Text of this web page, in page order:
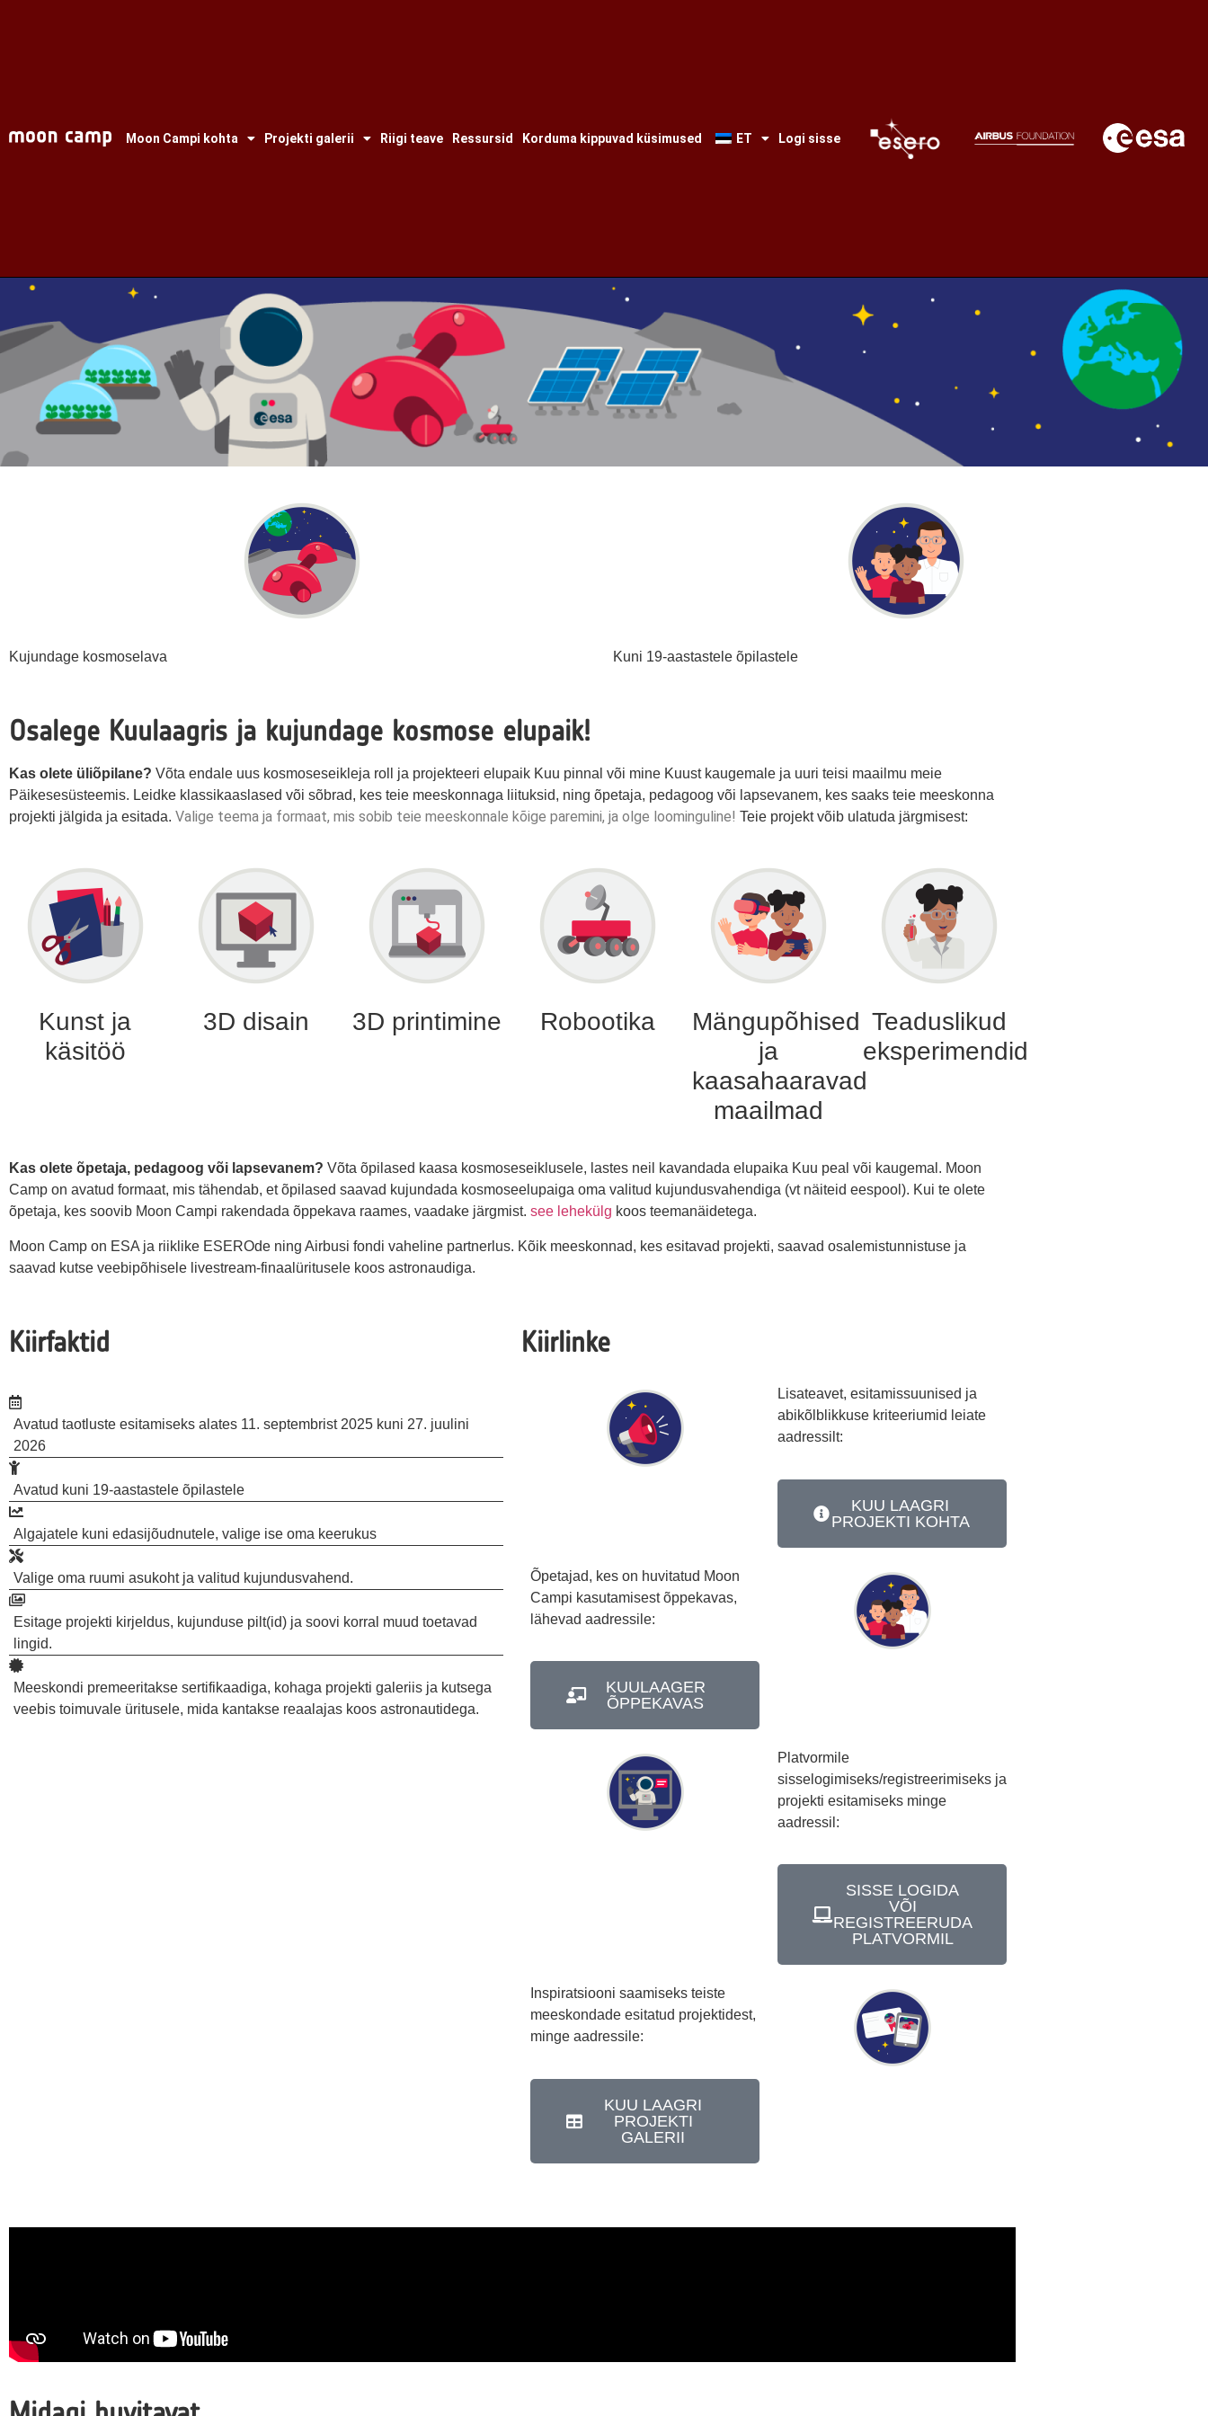
Moon Campi kohta Projekti galerii Riigi teave Ressursid Korduma kippuvad küsimused ET Logi sisse
Kujundage kosmoselava Kuni 19-aastastele õpilastele
Osalege Kuulaagris ja kujundage kosmose elupaik!
Kas olete üliõpilane? Võta endale uus kosmoseseikleja roll ja projekteeri elupaik Kuu pinnal või mine Kuust kaugemale ja uuri teisi maailmu meie
Päikesesüsteemis. Leidke klassikaaslased või sõbrad, kes teie meeskonnaga liituksid, ning õpetaja, pedagoog või lapsevanem, kes saaks teie meeskonna
projekti jälgida ja esitada. Valige teema ja formaat, mis sobib teie meeskonnale kõige paremini, ja olge loominguline! Teie projekt võib ulatuda järgmisest:
Kunst ja
käsitöö
3D disain 3D printimine Robootika
Mängupõhised
ja
kaasahaaravad
maailmad
Teaduslikud
eksperimendid
Kas olete õpetaja, pedagoog või lapsevanem? Võta õpilased kaasa kosmoseseiklusele, lastes neil kavandada elupaika Kuu peal või kaugemal. Moon
Camp on avatud formaat, mis tähendab, et õpilased saavad kujundada kosmoseelupaiga oma valitud kujundusvahendiga (vt näiteid eespool). Kui te olete
õpetaja, kes soovib Moon Campi rakendada õppekava raames, vaadake järgmist. see lehekülg koos teemanäidetega.
Moon Camp on ESA ja riiklike ESEROde ning Airbusi fondi vaheline partnerlus. Kõik meeskonnad, kes esitavad projekti, saavad osalemistunnistuse ja
saavad kutse veebipõhisele livestream-finaalüritusele koos astronaudiga.
Kiirfaktid
Avatud taotluste esitamiseks alates 11. septembrist 2025 kuni 27. juulini
2026
Avatud kuni 19-aastastele õpilastele
Algajatele kuni edasijõudnutele, valige ise oma keerukus
Valige oma ruumi asukoht ja valitud kujundusvahend.
Esitage projekti kirjeldus, kujunduse pilt(id) ja soovi korral muud toetavad
lingid.
Meeskondi premeeritakse sertifikaadiga, kohaga projekti galeriis ja kutsega
veebis toimuvale üritusele, mida kantakse reaalajas koos astronautidega.
Kiirlinke
Lisateavet, esitamissuunised ja
abikõlblikkuse kriteeriumid leiate
aadressilt:
KUU LAAGRI
PROJEKTI KOHTA
Õpetajad, kes on huvitatud Moon
Campi kasutamisest õppekavas,
lähevad aadressile:
KUULAAGER
ÕPPEKAVAS
Platvormile
sisselogimiseks/registreerimiseks ja
projekti esitamiseks minge
aadressil:
SISSE LOGIDA
VÕI
REGISTREERUDA
PLATVORMIL
Inspiratsiooni saamiseks teiste
meeskondade esitatud projektidest,
minge aadressile:
KUU LAAGRI
PROJEKTI
GALERII